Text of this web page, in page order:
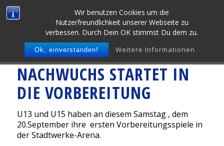
Wir benutzen Cookies um die
Nutzerfreundlichkeit unserer Webseite zu
verbessen. Durch Dein OK stimmst Du dem zu.
Ok, einverstanden! Weitere Informationen
NACHWUCHS STARTET IN
DIE VORBEREITUNG
U13 und U15 haben an diesem Samstag , dem
20.September ihre ersten Vorbereitungsspiele in
der Stadtwerke-Arena.